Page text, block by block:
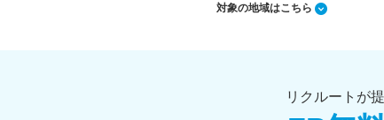
対象の地域はこちら
リクルートが